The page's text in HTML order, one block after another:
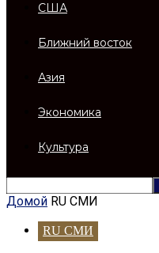
США
Ближний восток
Азия
Экономика
Культура
Домой RU СМИ
RU СМИ